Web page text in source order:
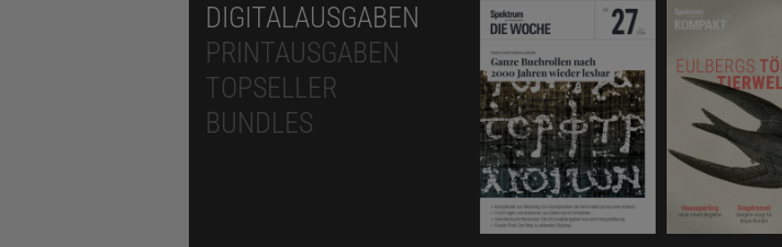
DIGITALAUSGABEN
PRINTAUSGABEN
TOPSELLER
BUNDLES